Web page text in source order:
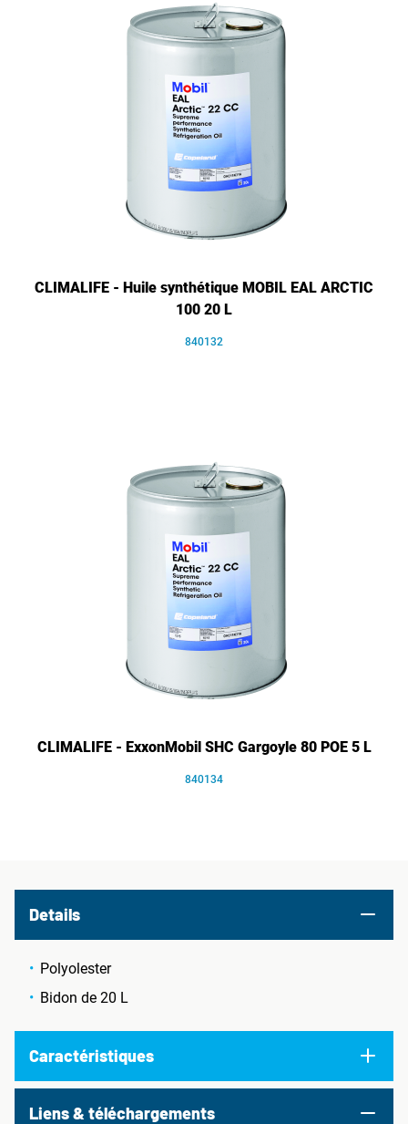
CLIMALIFE - Huile synthétique MOBIL EAL ARCTIC
100 20 L
840132
CLIMALIFE - ExxonMobil SHC Gargoyle 80 POE 5 L
840134
Details
Polyolester
Bidon de 20 L
Caractéristiques
Liens & téléchargements